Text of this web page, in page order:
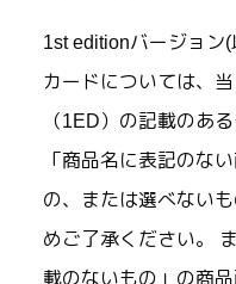
1st editionバージョン
カードについては、
（1ED）の記載のあ
「商品名に表記のな
の、または選べない
めご了承ください。
載のないもの」の商